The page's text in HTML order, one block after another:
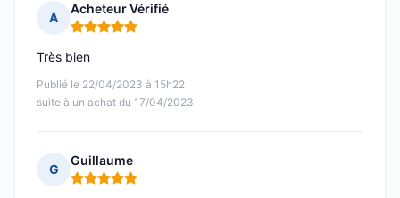
A
Acheteur Vérifié
Note : 5 sur 5
Publié le 22/04/2023 à 15h22
suite à un achat du 17/04/2023
Très bien
G
Guillaume
Note : 5 sur 5